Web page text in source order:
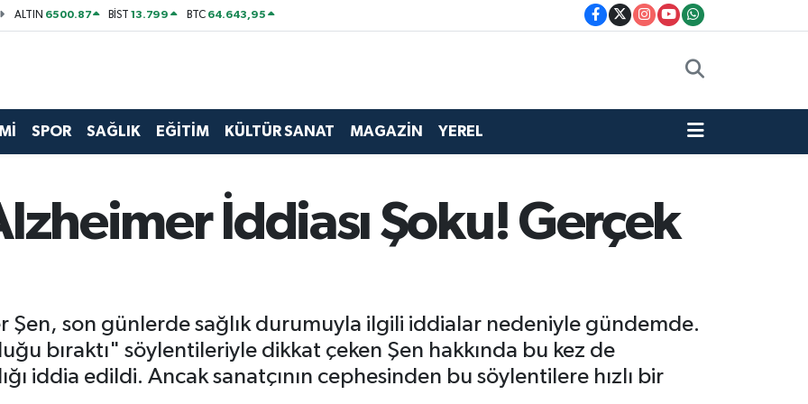
ALTIN 6500.87 BİST13.799 BTC 64.643,95
SPOR SAĞLIK EĞİTİM KÜLTÜR SANAT MAGAZİN YEREL
İddiası Şoku! Gerçek
Şen, son günlerde sağlık durumuyla ilgili iddialar nedeniyle gündemde.
bıraktı" söylentileriyle dikkat çeken Şen hakkında bu kez de
iddia edildi. Ancak sanatçının cephesinden bu söylentilere hızlı bir